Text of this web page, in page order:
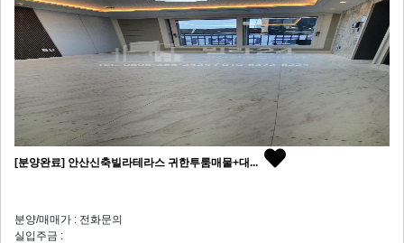
[분양완료] 안산신축빌라테라스 귀한투룸매물+대...
분양/매매가 : 전화문의
실입주금 :